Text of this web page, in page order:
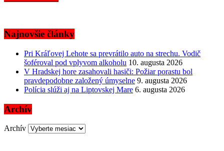
Najnovšie články
Pri Kráľovej Lehote sa prevrátilo auto na strechu. Vodič
šoféroval pod vplyvom alkoholu 10. augusta 2026
V Hradskej hore zasahovali hasiči: Požiar porastu bol
pravdepodobne založený úmyselne 9. augusta 2026
Polícia slúži aj na Liptovskej Mare 6. augusta 2026
Archív
Archív